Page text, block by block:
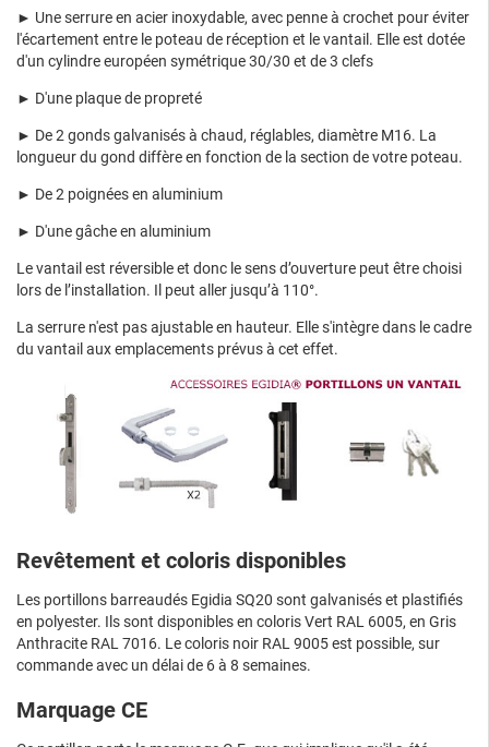
► Une serrure en acier inoxydable, avec penne à crochet pour éviter
l'écartement entre le poteau de réception et le vantail. Elle est dotée
d'un cylindre européen symétrique 30/30 et de 3 clefs
► D'une plaque de propreté
► De 2 gonds galvanisés à chaud, réglables, diamètre M16. La
longueur du gond diffère en fonction de la section de votre poteau.
► De 2 poignées en aluminium
► D'une gâche en aluminium
Le vantail est réversible et donc le sens d’ouverture peut être choisi
lors de l’installation. Il peut aller jusqu’à 110°.
La serrure n'est pas ajustable en hauteur. Elle s'intègre dans le cadre
du vantail aux emplacements prévus à cet effet.
Revêtement et coloris disponibles
Les portillons barreaudés Egidia SQ20 sont galvanisés et plastifiés
en polyester. Ils sont disponibles en coloris Vert RAL 6005, en Gris
Anthracite RAL 7016. Le coloris noir RAL 9005 est possible, sur
commande avec un délai de 6 à 8 semaines.
Marquage CE